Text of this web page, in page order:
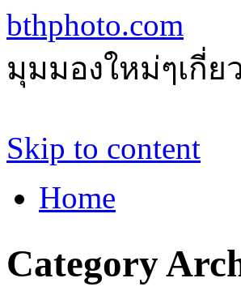
bthphoto.com
มุมมองใหม่ๆเกี่
Skip to content
Home
Category